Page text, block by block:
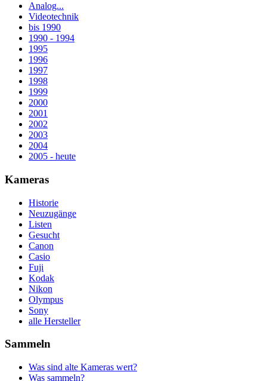
Analog...
Videotechnik
bis 1990
1990 - 1994
1995
1996
1997
1998
1999
2000
2001
2002
2003
2004
2005 - heute
Kameras
Historie
Neuzugänge
Listen
Gesucht
Canon
Casio
Fuji
Kodak
Nikon
Olympus
Sony
alle Hersteller
Sammeln
Was sind alte Kameras wert?
Was sammeln?